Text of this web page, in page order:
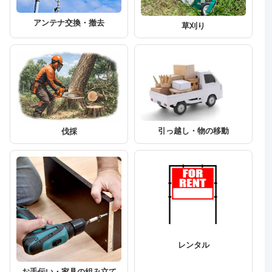
アンテナ交換・撤去 草刈り
伐採 引っ越し・物の移動
レンタル